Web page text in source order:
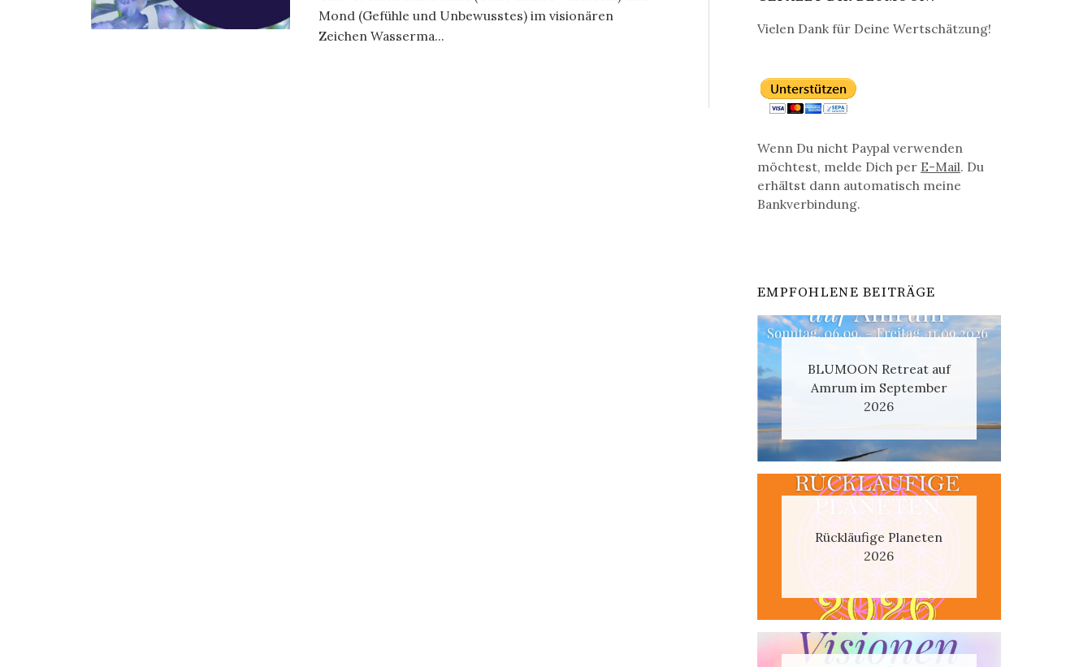
Mond (Gefühle und Unbewusstes) im visionären
Zeichen Wasserma...
Vielen Dank für Deine Wertschätzung!
Wenn Du nicht Paypal verwenden
möchtest, melde Dich per E-Mail. Du
erhältst dann automatisch meine
Bankverbindung.
EMPFOHLENE BEITRÄGE
BLUMOON Retreat auf
Amrum im September
2026
Rückläufige Planeten
2026